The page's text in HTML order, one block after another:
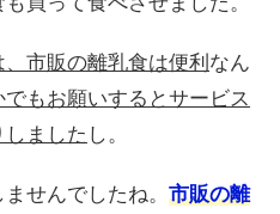
市販の離乳食は便利なん
もお願いするとサービス
ました し。
せんでしたね。 市販の離